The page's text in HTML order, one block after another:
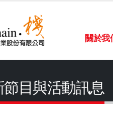
關於我
目與活動訊息